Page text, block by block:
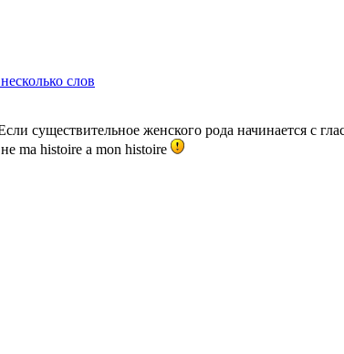
слов
существительное женского рода начинается с
ma histoire a mon histoire